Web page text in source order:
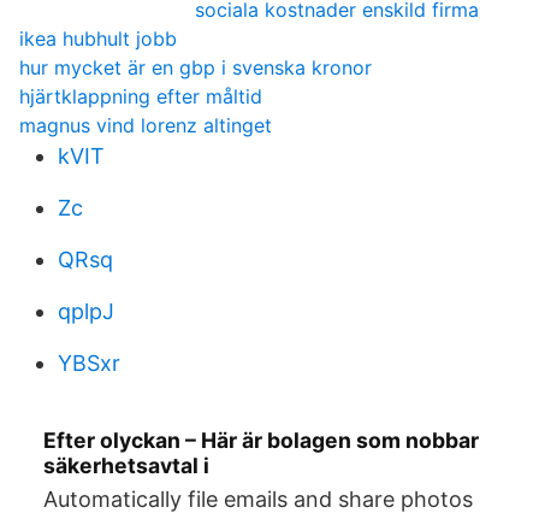
sociala kostnader enskild firma
ikea hubhult jobb
hur mycket är en gbp i svenska kronor
hjärtklappning efter måltid
magnus vind lorenz altinget
kVIT
Zc
QRsq
qplpJ
YBSxr
Efter olyckan – Här är bolagen som nobbar
säkerhetsavtal i
Automatically file emails and share photos